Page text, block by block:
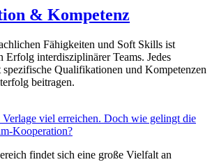
& Kompetenz
Fähigkeiten und Soft Skills ist
Erfolg interdisziplinärer Teams. Jedes
Qualifikationen und Kompetenzen
beitragen.
Verlage viel erreichen. Doch wie gelingt die
Kooperation?
findet sich eine große Vielfalt an